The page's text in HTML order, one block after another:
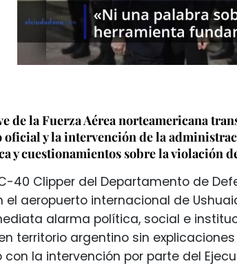
de la Fuerza Aérea norteamericana
y la intervención de la
y cuestionamientos sobre la violación
40 Clipper del Departamento de
el aeropuerto internacional de
alarma política, social e
territorio argentino sin
con la intervención por parte del